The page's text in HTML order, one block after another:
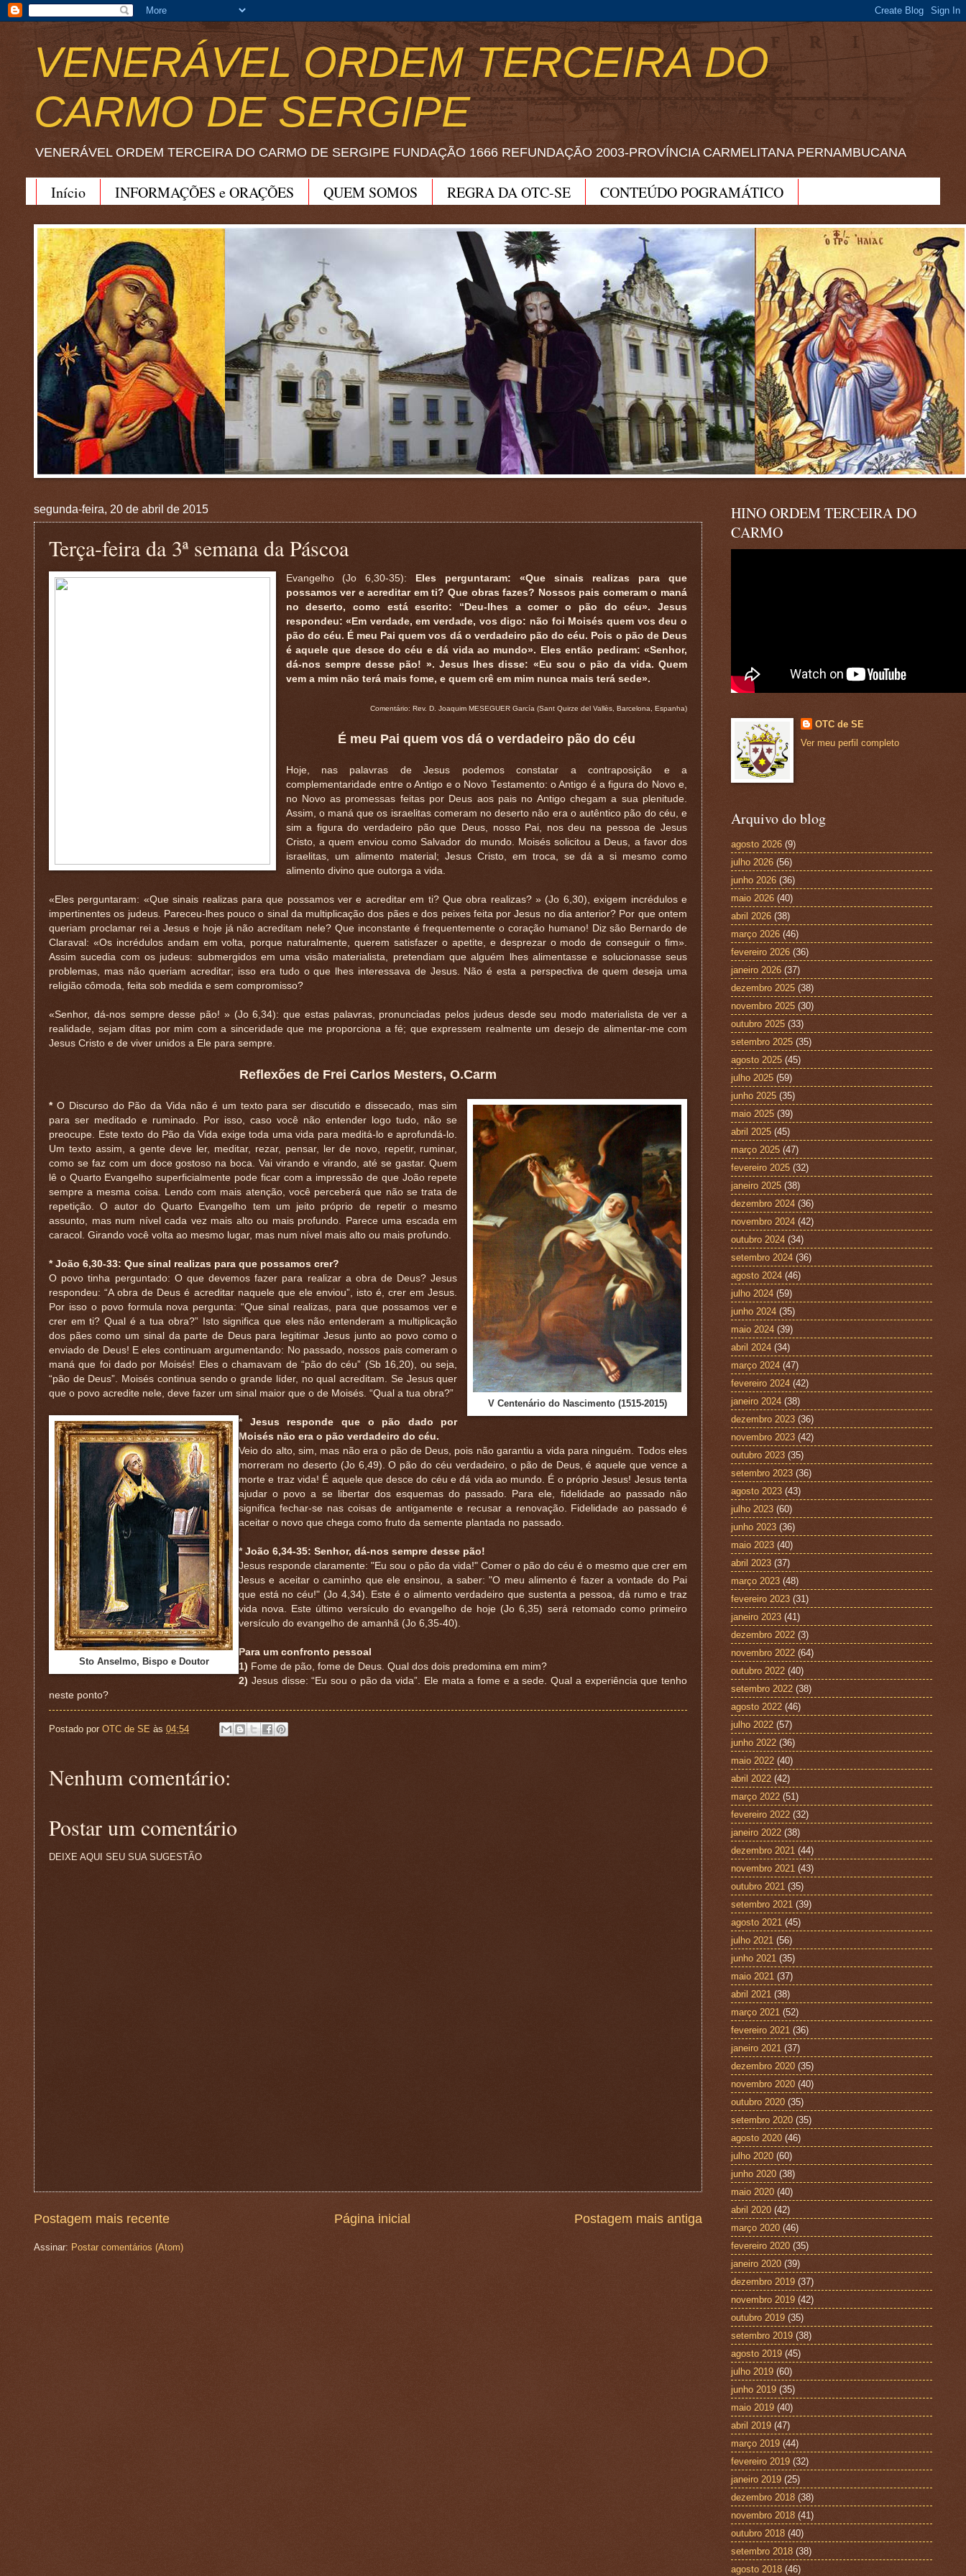
VENERÁVEL ORDEM TERCEIRA DO
CARMO DE SERGIPE
VENERÁVEL ORDEM TERCEIRA DO CARMO DE SERGIPE FUNDAÇÃO 1666 REFUNDAÇÃO 2003-PROVÍNCIA CARMELITANA PERNAMBUCANA
Início INFORMAÇÕES e ORAÇÕES QUEM SOMOS REGRA DA OTC-SE
CONTEÚDO POGRAMÁTICO
segunda-feira, 20 de abril de 2015
Terça-feira da 3ª semana da Páscoa
Evangelho (Jo 6,30-35):
Eles perguntaram: «Que sinais realizas para que
possamos ver e acreditar em ti? Que obras fazes? Nossos pais comeram o maná
no deserto, como está escrito: “Deu-lhes a comer o pão do céu». Jesus
respondeu: «Em verdade, em verdade, vos digo: não foi Moisés quem vos deu o
pão do céu. É meu Pai quem vos dá o verdadeiro pão do céu. Pois o pão de Deus
é aquele que desce do céu e dá vida ao mundo». Eles então pediram: «Senhor,
dá-nos sempre desse pão! ». Jesus lhes disse: «Eu sou o pão da vida. Quem
vem a mim não terá mais fome, e quem crê em mim nunca mais terá sede».
Comentário: Rev. D. Joaquim MESEGUER García (Sant Quirze del Vallès, Barcelona, Espanha)
É meu Pai quem vos dá o verdadeiro pão do céu
Hoje, nas palavras de Jesus podemos constatar a contraposição e a
complementaridade entre o Antigo e o Novo Testamento: o Antigo é a figura do Novo e,
no Novo as promessas feitas por Deus aos pais no Antigo chegam a sua plenitude.
Assim, o maná que os israelitas comeram no deserto não era o autêntico pão do céu, e
sim a figura do verdadeiro pão que Deus, nosso Pai, nos deu na pessoa de Jesus
Cristo, a quem enviou como Salvador do mundo. Moisés solicitou a Deus, a favor dos
israelitas, um alimento material; Jesus Cristo, em troca, se dá a si mesmo como
alimento divino que outorga a vida.
«Eles perguntaram: «Que sinais realizas para que possamos ver e acreditar em ti? Que obra realizas? » (Jo 6,30), exigem incrédulos e
impertinentes os judeus. Pareceu-lhes pouco o sinal da multiplicação dos pães e dos peixes feita por Jesus no dia anterior? Por que ontem
queriam proclamar rei a Jesus e hoje já não acreditam nele? Que inconstante é frequentemente o coração humano! Diz são Bernardo de
Claraval: «Os incrédulos andam em volta, porque naturalmente, querem satisfazer o apetite, e desprezar o modo de conseguir o fim».
Assim sucedia com os judeus: submergidos em uma visão materialista, pretendiam que alguém lhes alimentasse e solucionasse seus
problemas, mas não queriam acreditar; isso era tudo o que lhes interessava de Jesus. Não é esta a perspectiva de quem deseja uma
religião cômoda, feita sob medida e sem compromisso?
«Senhor, dá-nos sempre desse pão! » (Jo 6,34): que estas palavras, pronunciadas pelos judeus desde seu modo materialista de ver a
realidade, sejam ditas por mim com a sinceridade que me proporciona a fé; que expressem realmente um desejo de alimentar-me com
Jesus Cristo e de viver unidos a Ele para sempre.
Reflexões de Frei Carlos Mesters, O.Carm
V Centenário do Nascimento (1515-2015)
*O Discurso do Pão da Vida não é um texto para ser discutido e dissecado, mas sim
para ser meditado e ruminado. Por isso, caso você não entender logo tudo, não se
preocupe. Este texto do Pão da Vida exige toda uma vida para meditá-lo e aprofundá-lo.
Um texto assim, a gente deve ler, meditar, rezar, pensar, ler de novo, repetir, ruminar,
como se faz com um doce gostoso na boca. Vai virando e virando, até se gastar. Quem
lê o Quarto Evangelho superficialmente pode ficar com a impressão de que João repete
sempre a mesma coisa. Lendo com mais atenção, você perceberá que não se trata de
repetição. O autor do Quarto Evangelho tem um jeito próprio de repetir o mesmo
assunto, mas num nível cada vez mais alto ou mais profundo. Parece uma escada em
caracol. Girando você volta ao mesmo lugar, mas num nível mais alto ou mais profundo.
* João 6,30-33: Que sinal realizas para que possamos crer?
O povo tinha perguntado: O que devemos fazer para realizar a obra de Deus? Jesus
respondeu: “A obra de Deus é acreditar naquele que ele enviou”, isto é, crer em Jesus.
Por isso o povo formula nova pergunta: “Que sinal realizas, para que possamos ver e
crer em ti? Qual é a tua obra?” Isto significa que eles não entenderam a multiplicação
dos pães como um sinal da parte de Deus para legitimar Jesus junto ao povo como o
enviado de Deus! E eles continuam argumentando: No passado, nossos pais comeram o
maná que foi dado por Moisés! Eles o chamavam de “pão do céu” (Sb 16,20), ou seja,
“pão de Deus”. Moisés continua sendo o grande líder, no qual acreditam. Se Jesus quer
que o povo acredite nele, deve fazer um sinal maior que o de Moisés. “Qual a tua obra?”
Sto Anselmo, Bispo e Doutor
* Jesus responde que o pão dado por
Moisés não era o pão verdadeiro do céu.
Veio do alto, sim, mas não era o pão de Deus, pois não garantiu a vida para ninguém. Todos eles
morreram no deserto (Jo 6,49). O pão do céu verdadeiro, o pão de Deus, é aquele que vence a
morte e traz vida! É aquele que desce do céu e dá vida ao mundo. É o próprio Jesus! Jesus tenta
ajudar o povo a se libertar dos esquemas do passado. Para ele, fidelidade ao passado não
significa fechar-se nas coisas de antigamente e recusar a renovação. Fidelidade ao passado é
aceitar o novo que chega como fruto da semente plantada no passado.
* João 6,34-35: Senhor, dá-nos sempre desse pão!
Jesus responde claramente: "Eu sou o pão da vida!" Comer o pão do céu é o mesmo que crer em
Jesus e aceitar o caminho que ele ensinou, a saber: "O meu alimento é fazer a vontade do Pai
que está no céu!" (Jo 4,34). Este é o alimento verdadeiro que sustenta a pessoa, dá rumo e traz
vida nova. Este último versículo do evangelho de hoje (Jo 6,35) será retomado como primeiro
versículo do evangelho de amanhã (Jo 6,35-40).
Para um confronto pessoal
1) Fome de pão, fome de Deus. Qual dos dois predomina em mim?
2) Jesus disse: “Eu sou o pão da vida”. Ele mata a fome e a sede. Qual a experiência que tenho
neste ponto?
Postado por OTC de SE às 04:54
Nenhum comentário:
Postar um comentário
DEIXE AQUI SEU SUA SUGESTÃO
Postagem mais recente Postagem mais antiga
Página inicial
Assinar: Postar comentários (Atom)
HINO ORDEM TERCEIRA DO
CARMO
OTC de SE
Ver meu perfil completo
Arquivo do blog
agosto 2026 (9)
julho 2026 (56)
junho 2026 (36)
maio 2026 (40)
abril 2026 (38)
março 2026 (46)
fevereiro 2026 (36)
janeiro 2026 (37)
dezembro 2025 (38)
novembro 2025 (30)
outubro 2025 (33)
setembro 2025 (35)
agosto 2025 (45)
julho 2025 (59)
junho 2025 (35)
maio 2025 (39)
abril 2025 (45)
março 2025 (47)
fevereiro 2025 (32)
janeiro 2025 (38)
dezembro 2024 (36)
novembro 2024 (42)
outubro 2024 (34)
setembro 2024 (36)
agosto 2024 (46)
julho 2024 (59)
junho 2024 (35)
maio 2024 (39)
abril 2024 (34)
março 2024 (47)
fevereiro 2024 (42)
janeiro 2024 (38)
dezembro 2023 (36)
novembro 2023 (42)
outubro 2023 (35)
setembro 2023 (36)
agosto 2023 (43)
julho 2023 (60)
junho 2023 (36)
maio 2023 (40)
abril 2023 (37)
março 2023 (48)
fevereiro 2023 (31)
janeiro 2023 (41)
dezembro 2022 (3)
novembro 2022 (64)
outubro 2022 (40)
setembro 2022 (38)
agosto 2022 (46)
julho 2022 (57)
junho 2022 (36)
maio 2022 (40)
abril 2022 (42)
março 2022 (51)
fevereiro 2022 (32)
janeiro 2022 (38)
dezembro 2021 (44)
novembro 2021 (43)
outubro 2021 (35)
setembro 2021 (39)
agosto 2021 (45)
julho 2021 (56)
junho 2021 (35)
maio 2021 (37)
abril 2021 (38)
março 2021 (52)
fevereiro 2021 (36)
janeiro 2021 (37)
dezembro 2020 (35)
novembro 2020 (40)
outubro 2020 (35)
setembro 2020 (35)
agosto 2020 (46)
julho 2020 (60)
junho 2020 (38)
maio 2020 (40)
abril 2020 (42)
março 2020 (46)
fevereiro 2020 (35)
janeiro 2020 (39)
dezembro 2019 (37)
novembro 2019 (42)
outubro 2019 (35)
setembro 2019 (38)
agosto 2019 (45)
julho 2019 (60)
junho 2019 (35)
maio 2019 (40)
abril 2019 (47)
março 2019 (44)
fevereiro 2019 (32)
janeiro 2019 (25)
dezembro 2018 (38)
novembro 2018 (41)
outubro 2018 (40)
setembro 2018 (38)
agosto 2018 (46)